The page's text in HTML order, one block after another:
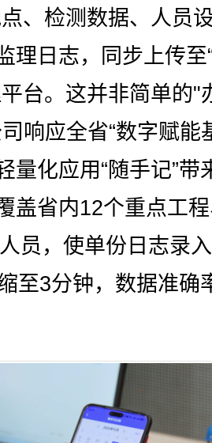
、检测数据、人员
理日志，同步上传至
台。这并非简单的"
响应全省“数字赋能
量化应用“随手记”带
省内12个重点工
员，使单份日志录
至3分钟，数据准确